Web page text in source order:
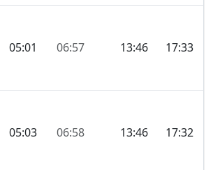
05:01 06:57 13:46 17:33
05:03 06:58 13:46 17:32